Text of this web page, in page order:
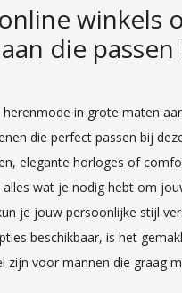
winkels
die
herenmode in grote maten
die perfect passen bij
elegante horloges of
alles wat je nodig hebt om
je jouw persoonlijke stijl
beschikbaar, is het
zijn voor mannen die graag